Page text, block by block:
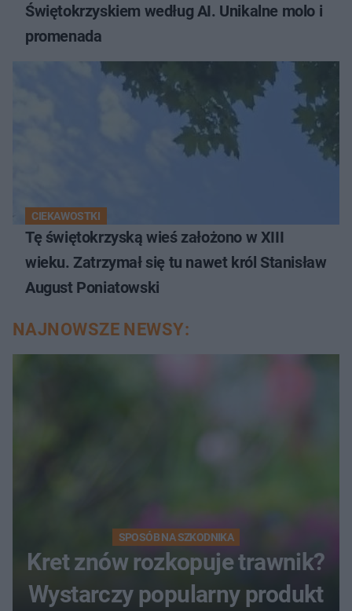
Świętokrzyskiem według AI. Unikalne molo i
promenada
CIEKAWOSTKI
Tę świętokrzyską wieś założono w XIII
wieku. Zatrzymał się tu nawet król Stanisław
August Poniatowski
NAJNOWSZE NEWSY:
SPOSÓB NA SZKODNIKA
Kret znów rozkopuje trawnik?
Wystarczy popularny produkt